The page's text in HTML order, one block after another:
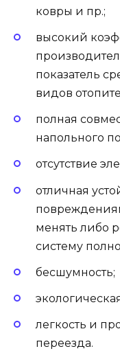
ковры и пр.;
высокий
показатель
видов
полная
напольного
отсутствие
отличная
менять либо
систему
бесшумность;
легкость и
переезда.